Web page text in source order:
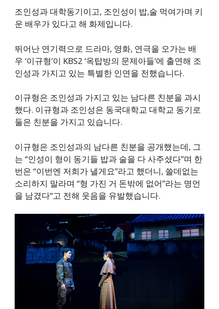
조인성과 대학동기이고, 조인성이 밥,술 먹여가며 키
운 배우가 있다고 해 화제입니다.
뛰어난 연기력으로 드라마, 영화, 연극을 오가는 배
우 ‘이규형’이 KBS2 ‘옥탑방의 문제아들’에 출연해 조
인성과 가지고 있는 특별한 인연을 전했습니다.
이규형은 조인성과 가지고 있는 남다른 친분을 과시
했다. 이규형과 조인성은 동국대학교 대학교 동기로
둘은 친분을 가지고 있습니다.
이규형은 조인성과의 남다른 친분을 공개했는데, 그
는 “인성이 형이 동기들 밥과 술을 다 사주셨다”며 한
번은 “이번엔 저희가 낼게요”라고 했더니, 쓸데없는
소리하지 말라며 “형 가진 거 돈밖에 없어”라는 명언
을 남겼다“고 전해 웃음을 유발했습니다.